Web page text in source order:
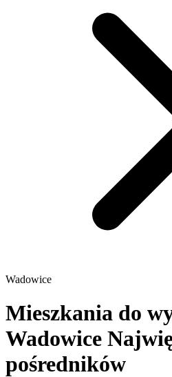
Wadowice
Mieszkania do
Wadowice
pośredników